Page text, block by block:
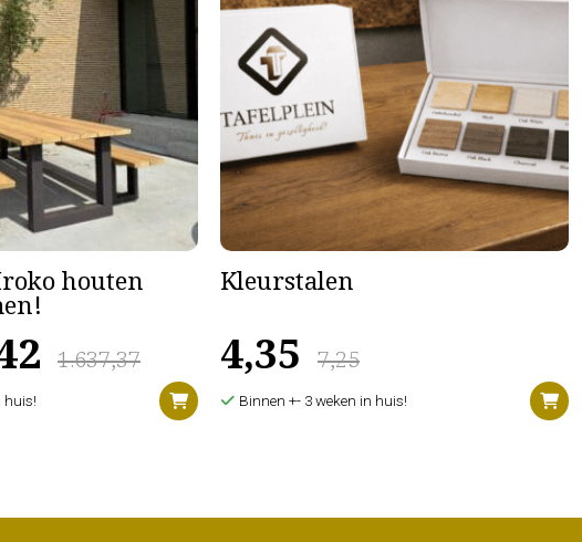
houten
1.637,37
huis!
Kleurstalen
7,25
4,35
Binnen +- 3 weken in huis!